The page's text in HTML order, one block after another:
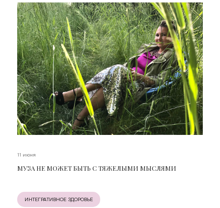
11 июня
МУЗА НЕ МОЖЕТ БЫТЬ С ТЯЖЕЛЫМИ МЫСЛЯМИ
ИНТЕГРАТИВНОЕ ЗДОРОВЬЕ